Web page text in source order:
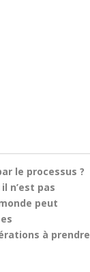
le processus ?
n’est pas
peut
à prendre